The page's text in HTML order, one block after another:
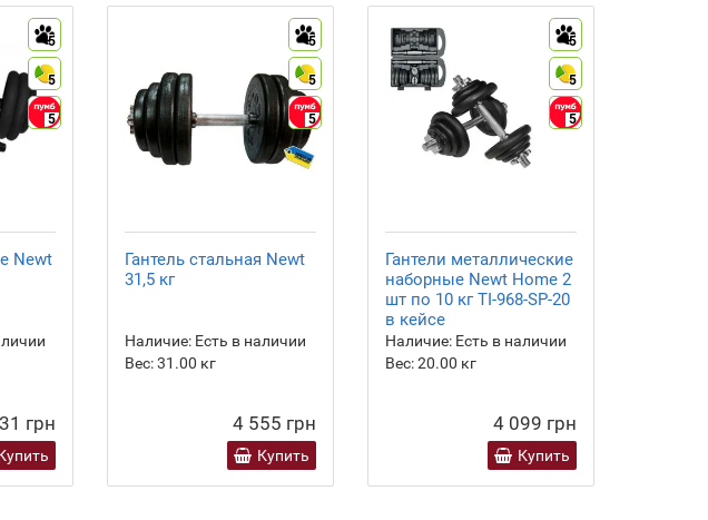
5
5
5
Newt
грн
5
5
5
Гантель стальная Newt
31,5 кг
Наличие: Есть в наличии
Вес:31.00 кг
4 555 грн
Купить
5
5
5
Гантели металлические
наборные Newt Home 2
шт по 10 кг TI-968-SP-20
в кейсе
Наличие: Есть в наличии
Вес:20.00 кг
4 099 грн
Купить